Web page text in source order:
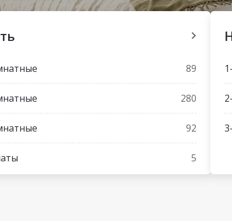
89
280
92
5